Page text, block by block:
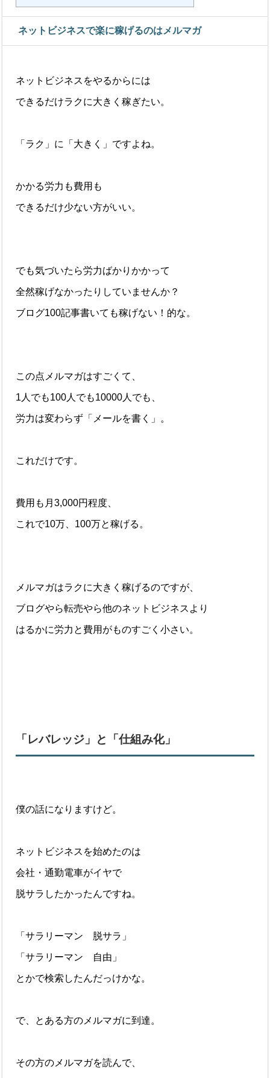
ネットビジネスで楽に稼げるのはメルマガ
ネットビジネスをやるからには
できるだけラクに大きく稼ぎたい。
「ラク」に「大きく」ですよね。
かかる労力も費用も
できるだけ少ない方がいい。
でも気づいたら労力ばかりかかって
全然稼げなかったりしていませんか？
ブログ100記事書いても稼げない！的な。
この点メルマガはすごくて、
1人でも100人でも10000人でも、
労力は変わらず「メールを書く」。
これだけです。
費用も月3,000円程度、
これで10万、100万と稼げる。
メルマガはラクに大きく稼げるのですが、
ブログやら転売やら他のネットビジネスより
はるかに労力と費用がものすごく小さい。
「レバレッジ」と「仕組み化」
僕の話になりますけど。
ネットビジネスを始めたのは
会社・通勤電車がイヤで
脱サラしたかったんですね。
「サラリーマン 脱サラ」
「サラリーマン 自由」
とかで検索したんだっけかな。
で、とある方のメルマガに到達。
その方のメルマガを読んで、